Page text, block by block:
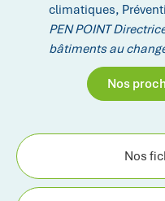
Nos
climatiques,
PEN POINT
bâtiments au
Nos